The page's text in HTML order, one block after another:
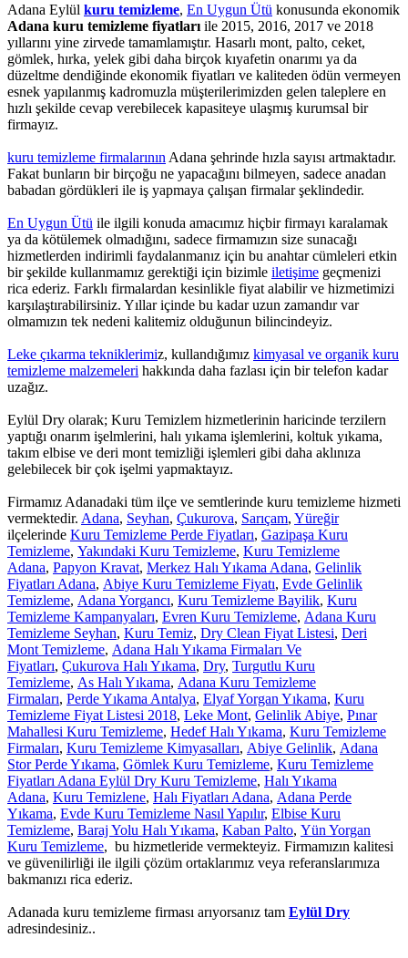
Adana Eylül kuru temizleme, En Uygun Ütü konusunda ekonomik
Adana kuru temizleme fiyatları ile 2015, 2016, 2017 ve 2018
yıllarını yine zirvede tamamlamıştır. Hasarlı mont, palto, ceket,
gömlek, hırka, yelek gibi daha birçok kıyafetin onarımı ya da
düzeltme dendiğinde ekonomik fiyatları ve kaliteden ödün vermeyen
esnek yapılanmış kadromuzla müşterilerimizden gelen taleplere en
hızlı şekilde cevap verebilecek kapasiteye ulaşmış kurumsal bir
firmayız.
kuru temizleme firmalarının Adana şehrinde hızla sayısı artmaktadır.
Fakat bunların bir birçoğu ne yapacağını bilmeyen, sadece anadan
babadan gördükleri ile iş yapmaya çalışan firmalar şeklindedir.
En Uygun Ütü ile ilgili konuda amacımız hiçbir firmayı karalamak
ya da kötülemek olmadığını, sadece firmamızın size sunacağı
hizmetlerden indirimli faydalanmanız için bu anahtar cümleleri etkin
bir şekilde kullanmamız gerektiği için bizimle iletişime geçmenizi
rica ederiz. Farklı firmalardan kesinlikle fiyat alabilir ve hizmetimizi
karşılaştırabilirsiniz. Yıllar içinde bu kadar uzun zamandır var
olmamızın tek nedeni kalitemiz olduğunun bilincindeyiz.
Leke çıkarma tekniklerimiz, kullandığımız kimyasal ve organik kuru
temizleme malzemeleri hakkında daha fazlası için bir telefon kadar
uzağız.
Eylül Dry olarak; Kuru Temizlem hizmetlerinin haricinde terzilern
yaptığı onarım işelmlerini, halı yıkama işlemlerini, koltuk yıkama,
takım elbise ve deri mont temizliği işlemleri gibi daha aklınıza
gelebilecek bir çok işelmi yapmaktayız.
Firmamız Adanadaki tüm ilçe ve semtlerinde kuru temizleme hizmeti
vermektedir. Adana, Seyhan, Çukurova, Sarıçam, Yüreğir
ilçelerinde Kuru Temizleme Perde Fiyatları, Gazipaşa Kuru
Temizleme, Yakındaki Kuru Temizleme, Kuru Temizleme
Adana, Papyon Kravat, Merkez Halı Yıkama Adana, Gelinlik
Fiyatları Adana, Abiye Kuru Temizleme Fiyatı, Evde Gelinlik
Temizleme, Adana Yorgancı, Kuru Temizleme Bayilik, Kuru
Temizleme Kampanyaları, Evren Kuru Temizleme, Adana Kuru
Temizleme Seyhan, Kuru Temiz, Dry Clean Fiyat Listesi, Deri
Mont Temizleme, Adana Halı Yıkama Firmaları Ve
Fiyatları, Çukurova Halı Yıkama, Dry, Turgutlu Kuru
Temizleme, As Halı Yıkama, Adana Kuru Temizleme
Firmaları, Perde Yıkama Antalya, Elyaf Yorgan Yıkama, Kuru
Temizleme Fiyat Listesi 2018, Leke Mont, Gelinlik Abiye, Pınar
Mahallesi Kuru Temizleme, Hedef Halı Yıkama, Kuru Temizleme
Firmaları, Kuru Temizleme Kimyasalları, Abiye Gelinlik, Adana
Stor Perde Yıkama, Gömlek Kuru Temizleme, Kuru Temizleme
Fiyatları Adana Eylül Dry Kuru Temizleme, Halı Yıkama
Adana, Kuru Temizlene, Halı Fiyatları Adana, Adana Perde
Yıkama, Evde Kuru Temizleme Nasıl Yapılır, Elbise Kuru
Temizleme, Baraj Yolu Halı Yıkama, Kaban Palto, Yün Yorgan
Kuru Temizleme, bu hizmetleride vermekteyiz. Firmamızın kalitesi
ve güvenilirliği ile ilgili çözüm ortaklarımız veya referanslarımıza
bakmanızı rica ederiz.
Adanada kuru temizleme firması arıyorsanız tam Eylül Dry
adresindesiniz..